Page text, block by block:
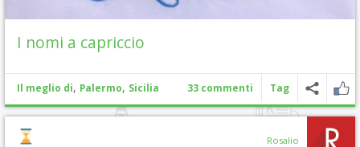
I nomi a capriccio
Il meglio di, Palermo, Sicilia 33 commenti Tag
Rosalio